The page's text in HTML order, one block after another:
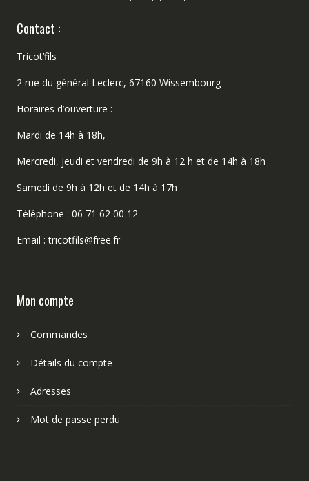
Contact :
Tricot’fils
2 rue du général Leclerc, 67160 Wissembourg
Horaires d’ouverture :
Mardi de 14h à 18h,
Mercredi, jeudi et vendredi de 9h à 12 h et de 14h à 18h
Samedi de 9h à 12h et de 14h à 17h
Téléphone : 06 71 62 00 12
Email : tricotfils@free.fr
Mon compte
Commandes
Détails du compte
Adresses
Mot de passe perdu